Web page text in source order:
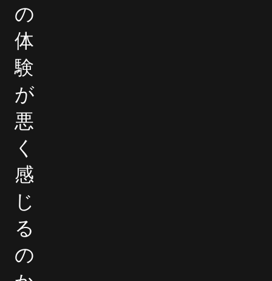
の
体
験
が
悪
く
感
じ
る
の